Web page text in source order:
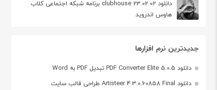
دانلود clubhouse 23.02.02 برنامه شبکه اجتماعی کلاب
هاوس اندروید
جدیدترین نرم افزارها
دانلود PDF Converter Elite 5.0.5 تبدیل PDF به Word
دانلود Artisteer 4.3.0.60858 Final طراحی قالب سایت